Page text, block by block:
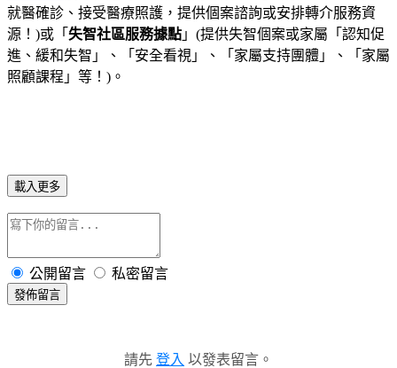
就醫確診、接受醫療照護，提供個案諮詢或安排轉介服務資
源！)或「 失智社區服務據點 」(提供失智個案或家屬「認知促
進、緩和失智」、「安全看視」、「家屬支持團體」、「家屬
照顧課程」等！)。
載入更多
公開留言 私密留言
發佈留言
請先 登入 以發表留言。